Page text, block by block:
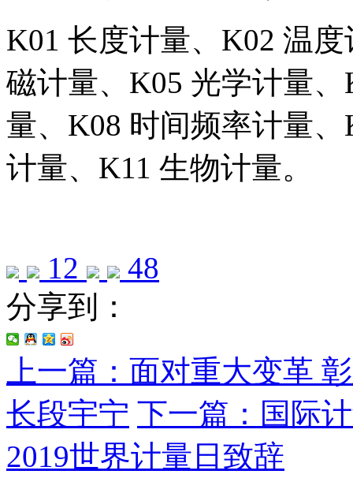
K01 长度计量、K02 温
磁计量、K05 光学计量
量、K08 时间频率计量
计量、K11 生物计量。
12
48
分享到：
上一篇：面对重大变革
长段宇宁 下一篇：国际
2019世界计量日致辞